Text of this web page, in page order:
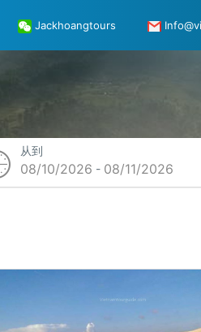
Jackhoangtours
从到
08/10/2026 - 08/11/2026